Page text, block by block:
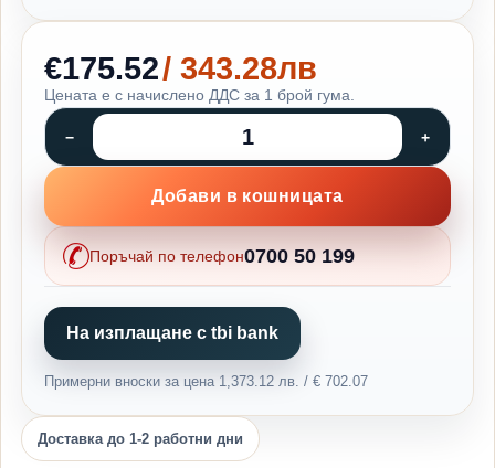
€175.52/ 343.28лв
Цената е с начислено ДДС за 1 брой гума.
Добави в кошницата
Поръчай по телефон0700 50 199
На изплащане с tbi bank
Примерни вноски за цена 1,373.12 лв. / € 702.07
Доставка до 1-2 работни дни